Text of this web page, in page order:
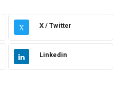
Elektrik Elektronik
Moda
X X / Twitter
Linkedin